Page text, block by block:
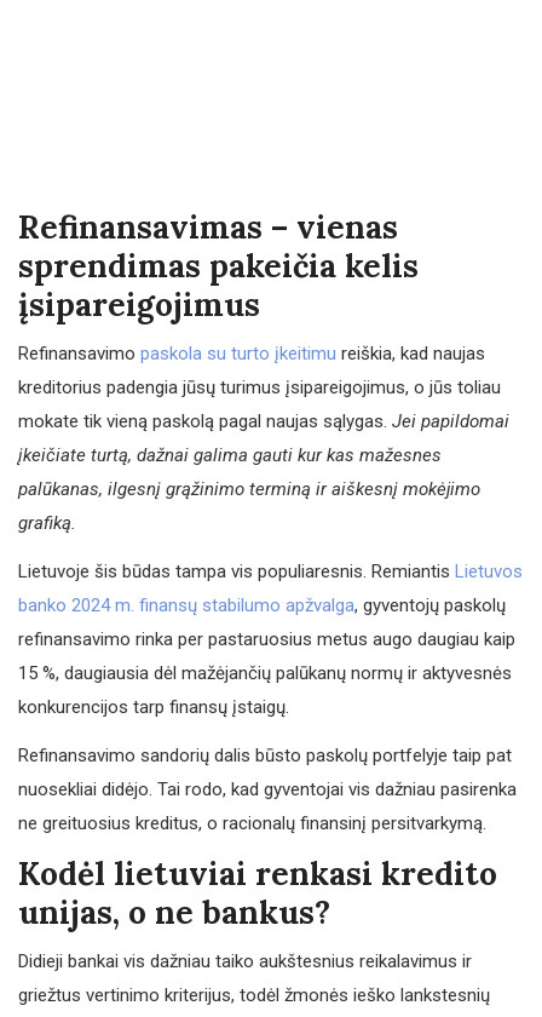
Refinansavimas – vienas
sprendimas pakeičia kelis
įsipareigojimus
Refinansavimo paskola su turto įkeitimu reiškia, kad naujas
kreditorius padengia jūsų turimus įsipareigojimus, o jūs toliau
mokate tik vieną paskolą pagal naujas sąlygas. Jei papildomai
įkeičiate turtą, dažnai galima gauti kur kas mažesnes
palūkanas, ilgesnį grąžinimo terminą ir aiškesnį mokėjimo
grafiką.
Lietuvoje šis būdas tampa vis populiaresnis. Remiantis Lietuvos
banko 2024 m. finansų stabilumo apžvalga, gyventojų paskolų
refinansavimo rinka per pastaruosius metus augo daugiau kaip
15 %, daugiausia dėl mažėjančių palūkanų normų ir aktyvesnės
konkurencijos tarp finansų įstaigų.
Refinansavimo sandorių dalis būsto paskolų portfelyje taip pat
nuosekliai didėjo. Tai rodo, kad gyventojai vis dažniau pasirenka
ne greituosius kreditus, o racionalų finansinį persitvarkymą.
Kodėl lietuviai renkasi kredito
unijas, o ne bankus?
Didieji bankai vis dažniau taiko aukštesnius reikalavimus ir
griežtus vertinimo kriterijus, todėl žmonės ieško lankstesnių